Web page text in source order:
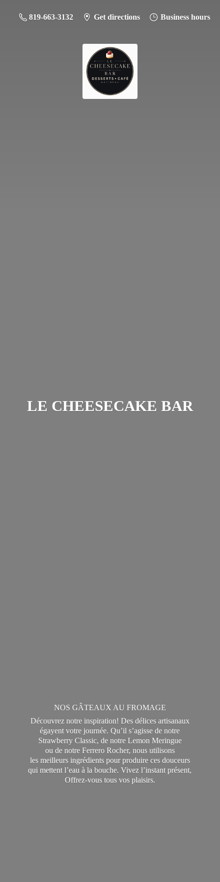
819-663-3132 Get directions Business hours
LE CHEESECAKE BAR
NOS GÂTEAUX AU FROMAGE
Découvrez notre inspiration! Des délices artisanaux
égayent votre journée. Qu’il s’agisse de notre
Strawberry Classic, de notre Lemon Meringue
ou de notre Ferrero Rocher, nous utilisons
les meilleurs ingrédients pour produire ces douceurs
qui mettent l’eau à la bouche. Vivez l’instant présent,
Offrez-vous tous vos plaisirs.